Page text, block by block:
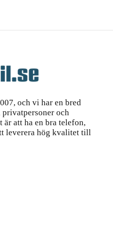
och vi har en bred
privatpersoner och
att ha en bra telefon,
leverera hög kvalitet till